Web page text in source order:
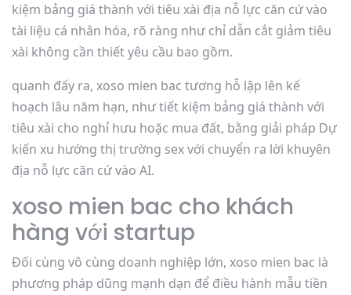
kiệm bảng giá thành với tiêu xài địa nỗ lực căn cứ vào
tài liệu cá nhân hóa, rõ ràng như chỉ dẫn cắt giảm tiêu
xài không cần thiết yêu cầu bao gồm.
quanh đấy ra, xoso mien bac tương hỗ lập lên kế
hoạch lâu năm hạn, như tiết kiệm bảng giá thành với
tiêu xài cho nghỉ hưu hoặc mua đất, bằng giải pháp Dự
kiến xu hướng thị trường sex với chuyển ra lời khuyên
địa nỗ lực căn cứ vào AI.
xoso mien bac cho khách
hàng với startup
Đối cùng vô cùng doanh nghiệp lớn, xoso mien bac là
phương pháp dũng mạnh dạn để điều hành mẫu tiền